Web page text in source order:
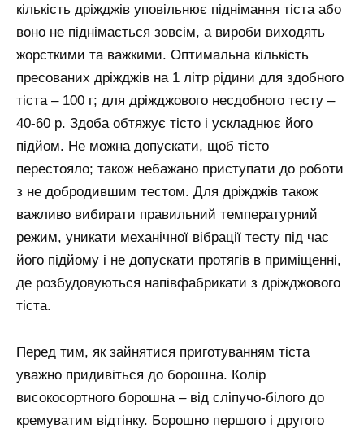
кількість дріжджів уповільнює піднімання тіста або
воно не піднімається зовсім, а вироби виходять
жорсткими та важкими. Оптимальна кількість
пресованих дріжджів на 1 літр рідини для здобного
тіста – 100 г; для дріжджового несдобного тесту –
40-60 р. Здоба обтяжує тісто і ускладнює його
підйом. Не можна допускати, щоб тісто
перестояло; також небажано приступати до роботи
з не добродившим тестом. Для дріжджів також
важливо вибирати правильний температурний
режим, уникати механічної вібрації тесту під час
його підйому і не допускати протягів в приміщенні,
де розбудовуються напівфабрикати з дріжджового
тіста.
Перед тим, як зайнятися приготуванням тіста
уважно придивіться до борошна. Колір
високосортного борошна – від сліпучо-білого до
кремуватим відтінку. Борошно першого і другого